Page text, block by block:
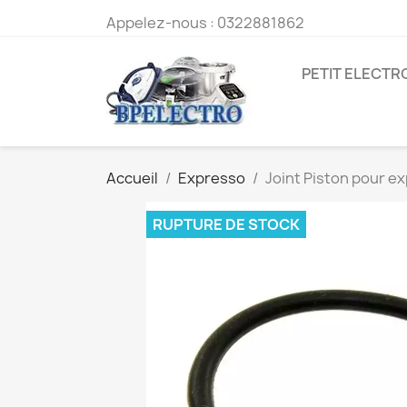
Appelez-nous : 0322881862
PETIT
Accueil Expresso Joint Piston pour
RUPTURE DE STOCK